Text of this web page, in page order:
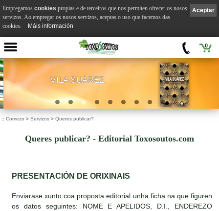
0
VILA SUÁREZ
:: Comezo > Servizos > Queres publicar?
Queres publicar? - Editorial Toxosoutos.com
PRESENTACIÓN DE ORIXINAIS
Enviarase xunto coa proposta editorial unha ficha na que figuren
os datos seguintes: NOME E APELIDOS, D.I., ENDEREZO
Aceptar
Empregamos cookies propias e de terceiros que nos permiten ofrecer os nosos
servizos. Ao empregar os nosos servizos, aceptas o uso que facemos das
cookies.
Máis información